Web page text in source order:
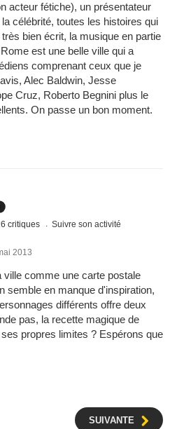
acteur fétiche), un présentateur
célébrité, toutes les histoires qui
bien écrit, la musique en partie
est une belle ville qui a
comprenant ceux que je
Alec Baldwin, Jesse
Cruz, Roberto Begnini plus le
On passe un bon moment.
critiques Suivre son activité
2013
comme une carte postale
semble en manque d'inspiration,
différents offre deux
pas, la recette magique de
propres limites ? Espérons que
SUIVANTE